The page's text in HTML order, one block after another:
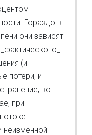
Гораздо в
они зависят
(и
потери, и
во
при
неизменной